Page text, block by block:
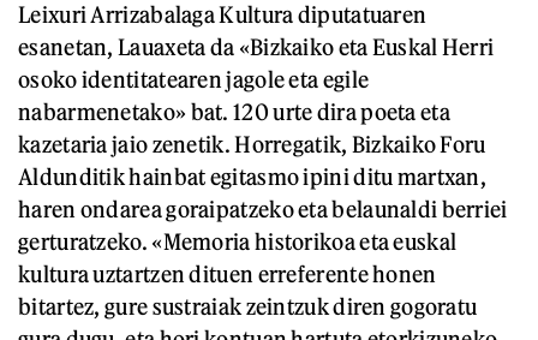
Leixuri Arrizabalaga Kultura diputatuaren
esanetan, Lauaxeta da «Bizkaiko eta Euskal Herri
osoko identitatearen jagole eta egile
nabarmenetako» bat. 120 urte dira poeta eta
kazetaria jaio zenetik. Horregatik, Bizkaiko Foru
Aldunditik hainbat egitasmo ipini ditu martxan,
haren ondarea goraipatzeko eta belaunaldi berriei
gerturatzeko. «Memoria historikoa eta euskal
kultura uztartzen dituen erreferente honen
bitartez, gure sustraiak zeintzuk diren gogoratu